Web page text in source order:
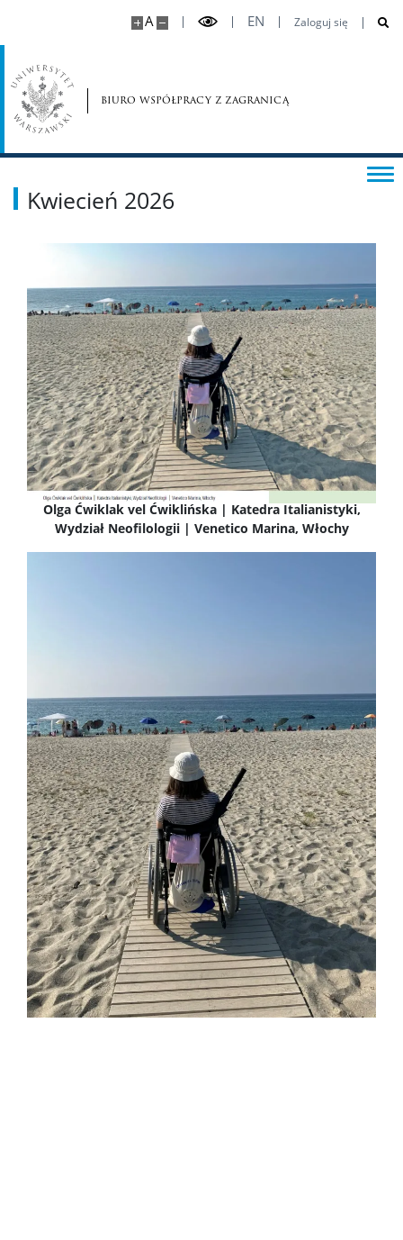
A EN Zaloguj się
biuro współpracy z zagranicą
Kwiecień 2026
Olga Ćwiklak vel Ćwiklińska | Katedra Italianistyki,
Wydział Neofilologii | Venetico Marina, Włochy